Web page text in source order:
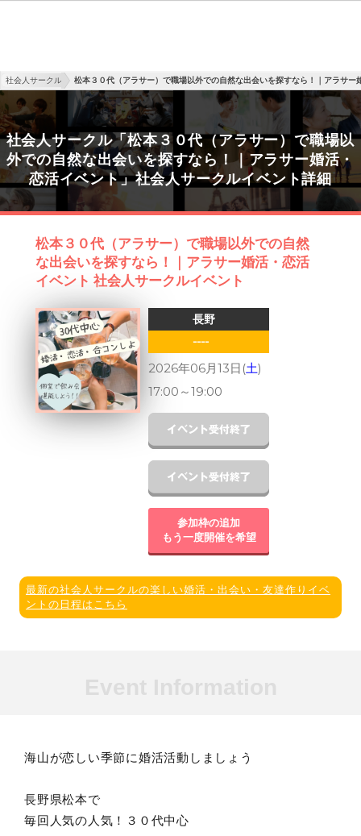
社会人サークル 松本３０代（アラサー）で職場以外での自然な出会いを探すなら！｜アラサー
社会人サークル「松本３０代（アラサー）で職場以
外での自然な出会いを探すなら！｜アラサー婚活・
恋活イベント」社会人サークルイベント詳細
松本３０代（アラサー）で職場以外での自然
な出会いを探すなら！｜アラサー婚活・恋活
イベント 社会人サークルイベント
長野
----
2026年06月13日(土)
17:00 ～19:00
参加枠の追加
もう一度開催を希望
最新の社会人サークルの楽しい婚活・出会い・友達作りイベ
ントの日程はこちら
海山が恋しい季節に婚活活動しましょう
長野県松本で
毎回人気の人気！３０代中心